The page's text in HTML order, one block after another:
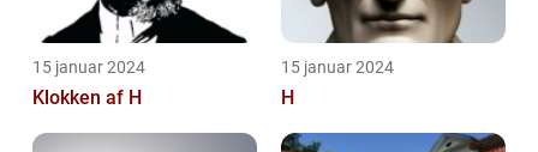
15 januar 2024
Klokken af H
15 januar 2024
H